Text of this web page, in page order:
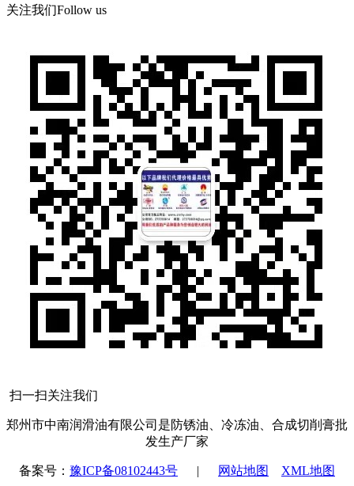
关注我们Follow us
扫一扫关注我们
郑州市中南润滑油有限公司是防锈油、冷冻油、合成切削膏批
发生产厂家
备案号： 豫ICP备08102443号 | 网站地图 XML地图